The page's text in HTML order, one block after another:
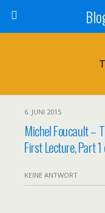
6. JUNI 2015
Michel Foucault –
First Lecture, Part
KEINE ANTWORT